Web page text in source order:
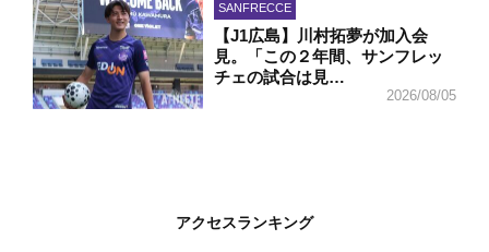
SANFRECCE
【J1広島】川村拓夢が加入会
見。「この２年間、サンフレッ
チェの試合は見…
2026/08/05
アクセスランキング